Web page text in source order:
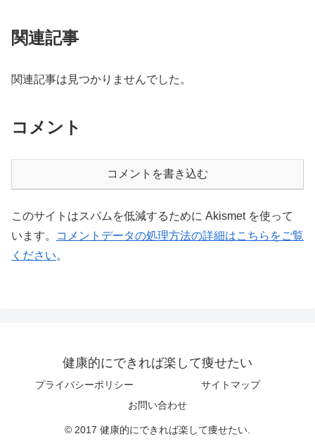
関連記事
関連記事は見つかりませんでした。
コメント
コメントを書き込む
このサイトはスパムを低減するために Akismet を使って
います。
コメントデータの処理方法の詳細はこちらをご覧
ください。
健康的にできれば楽して痩せたい
プライバシーポリシー
サイトマップ
お問い合わせ
© 2017 健康的にできれば楽して痩せたい.